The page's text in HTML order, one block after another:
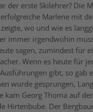
der erste Skilehrer? Die
Marlene mit
wo und wie es
immer irgendwohin
sagen, zumindest für
Wenn es heute für
gibt, so gab
wurde gesprungen,
kam Georg Thoma auf
Hirtenbube. Der